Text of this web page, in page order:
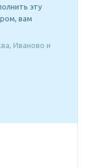
эту
вам
Иваново и